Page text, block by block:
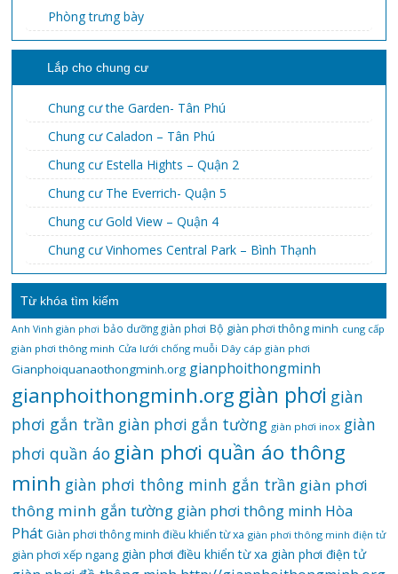
Phòng trưng bày
Lắp cho chung cư
Chung cư the Garden- Tân Phú
Chung cư Caladon – Tân Phú
Chung cư Estella Hights – Quận 2
Chung cư The Everrich- Quận 5
Chung cư Gold View – Quận 4
Chung cư Vinhomes Central Park – Bình Thạnh
Từ khóa tìm kiếm
Anh Vinh giàn phơi bảo dưỡng giàn phơi Bộ giàn phơi thông minh cung cấp
giàn phơi thông minh Cửa lưới chống muỗi Dây cáp giàn phơi
Gianphoiquanaothongminh.org gianphoithongminh
gianphoithongminh.orggiàn phơi giàn
phơi gắn trần giàn phơi gắn tường giàn phơi inox giàn
phơi quần áo giàn phơi quần áo thông
minh giàn phơi thông minh gắn trần giàn phơi
thông minh gắn tường giàn phơi thông minh Hòa
Phát Giàn phơi thông minh điều khiển từ xa giàn phơi thông minh điện tử
giàn phơi xếp ngang giàn phơi điều khiển từ xa giàn phơi điện tử